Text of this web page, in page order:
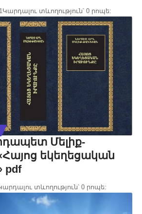
Կարդալու տևողություն՝ 0 րոպե:
Մելիք-
եկեղեցական
pdf
տևողություն՝ 0 րոպե: